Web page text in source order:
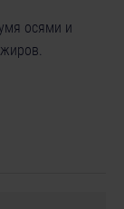
осями и